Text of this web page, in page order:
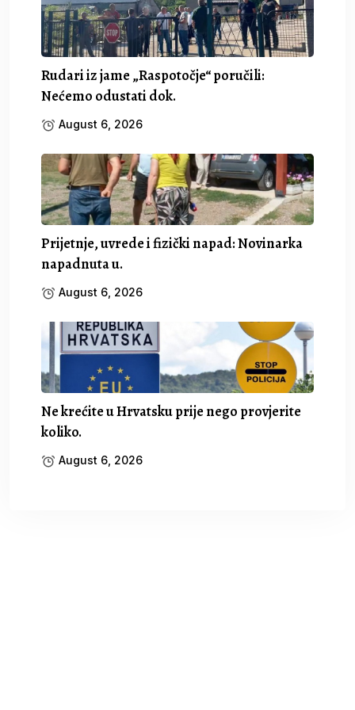
Rudari iz jame „Raspotočje“ poručili:
Nećemo odustati dok.
August 6, 2026
Prijetnje, uvrede i fizički napad: Novinarka
napadnuta u.
August 6, 2026
Ne krećite u Hrvatsku prije nego provjerite
koliko.
August 6, 2026